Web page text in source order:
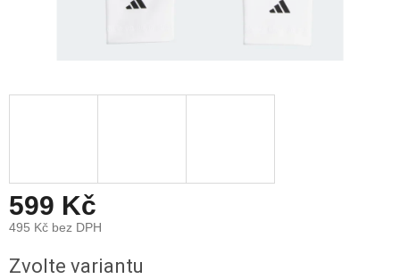
599 Kč
495 Kč bez DPH
cena:
Zvolte variantu